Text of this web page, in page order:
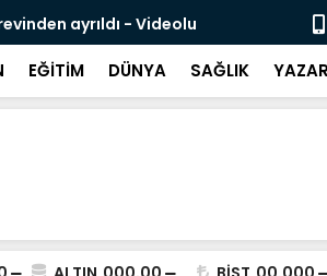
Milli Yetkinlik Hamlesi
EĞİTİM DÜNYA SAĞLIK